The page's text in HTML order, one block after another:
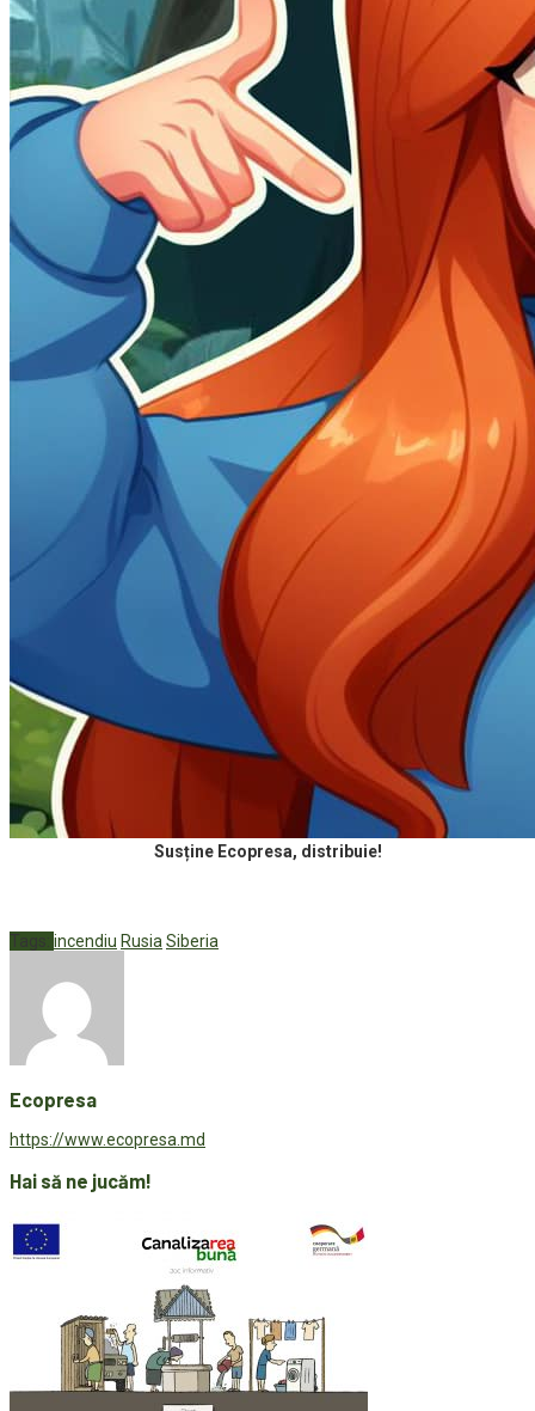
Susține Ecopresa, distribuie!
Tags: incendiu Rusia Siberia
Ecopresa
https://www.ecopresa.md
Hai să ne jucăm!